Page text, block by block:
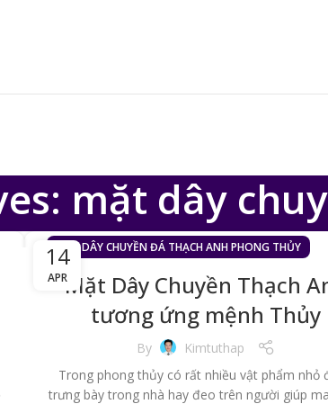
mặt dây
14
APR
MẶT DÂY CHUYỀN ĐÁ THẠCH ANH PHONG THỦY
Mặt Dây Chuyền Thạch
tương ứng mệnh Thủy
By
Kimtuthap
Trong phong thủy có rất nhiều vật phẩm nhỏ
trưng bày trong nhà hay đeo trên người giúp